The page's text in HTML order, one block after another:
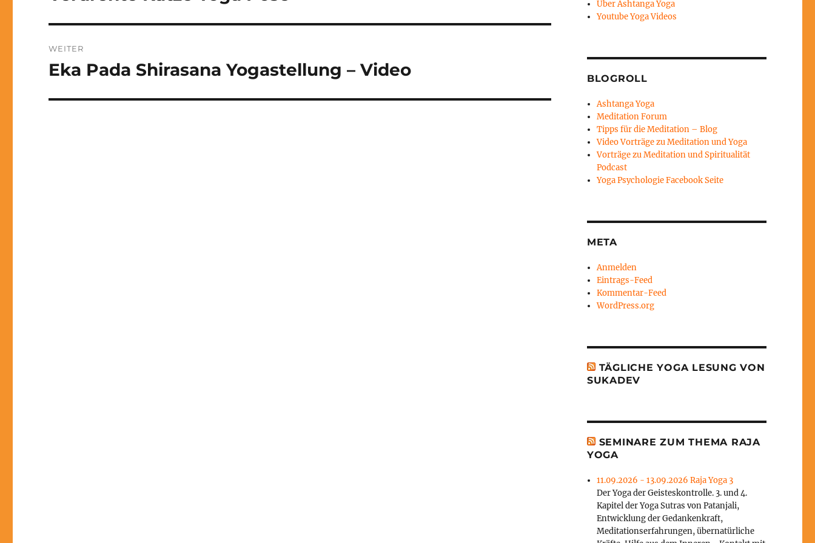
:
WEITER
Nächster
Eka Pada Shirasana Yogastellung – Video
Über Ashtanga Yoga
Youtube Yoga Videos
BLOGROLL
Ashtanga Yoga
Meditation Forum
Tipps für die Meditation – Blog
Video Vorträge zu Meditation und Yoga
Vorträge zu Meditation und Spiritualität
Podcast
Yoga Psychologie Facebook Seite
META
Anmelden
Eintrags-Feed
Kommentar-Feed
WordPress.org
TÄGLICHE YOGA LESUNG VON
SUKADEV
SEMINARE ZUM THEMA RAJA
YOGA
11.09.2026 - 13.09.2026 Raja Yoga 3
Der Yoga der Geisteskontrolle. 3. und 4.
Kapitel der Yoga Sutras von Patanjali,
Entwicklung der Gedankenkraft,
Meditationserfahrungen, übernatürliche